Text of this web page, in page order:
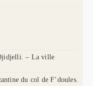
– La ville
du col de F’doules.